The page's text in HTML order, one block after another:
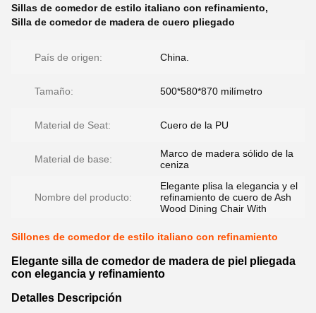
Sillas de comedor de estilo italiano con refinamiento,
Silla de comedor de madera de cuero pliegado
País de origen: China.
Tamaño: 500*580*870 milímetro
Material de Seat: Cuero de la PU
Material de base:
Marco de madera sólido de la
ceniza
Nombre del producto:
Elegante plisa la elegancia y el
refinamiento de cuero de Ash
Wood Dining Chair With
Sillones de comedor de estilo italiano con refinamiento
Elegante silla de comedor de madera de piel pliegada
con elegancia y refinamiento
Detalles Descripción